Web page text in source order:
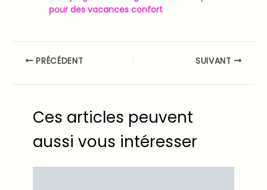
pour des vacances confort
PRÉCÉDENT SUIVANT
Ces articles peuvent
aussi vous intéresser